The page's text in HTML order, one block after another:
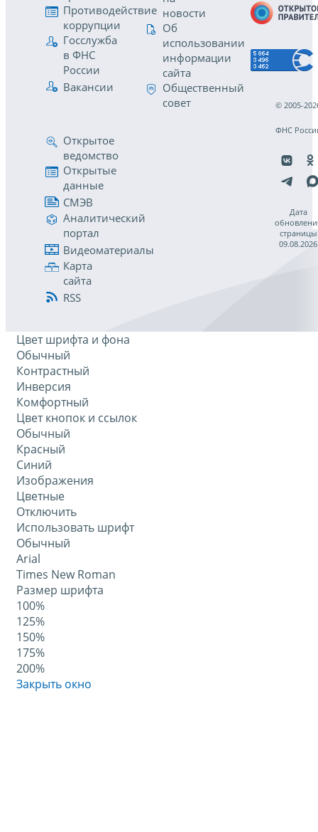
Противодействие
коррупции
Госслужба
в ФНС
России
Вакансии
новости
Об
использовании
информации
сайта
Общественный
совет
Открытое
ведомство
Открытые
данные
СМЭВ
Аналитический
портал
Видеоматериалы
Карта
сайта
RSS
© 2005-
ФНС
Дата
страницы
09.08.2026
Цвет шрифта и фона
Обычный
Контрастный
Инверсия
Комфортный
Цвет кнопок и ссылок
Обычный
Красный
Синий
Изображения
Цветные
Отключить
Использовать шрифт
Обычный
Arial
Times New Roman
Размер шрифта
100%
125%
150%
175%
200%
Закрыть окно